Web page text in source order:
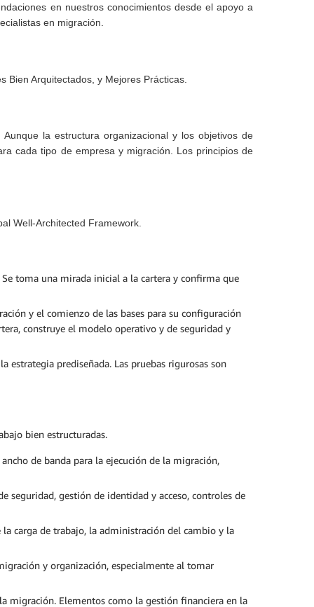
en nuestros conocimientos desde el apoyo a
en migración.
Bien Arquitectados, y Mejores Prácticas.
la estructura organizacional y los objetivos de
cada tipo de empresa y migración. Los principios de
Well-Architected Framework.
toma una mirada inicial a la cartera y confirma que
y el comienzo de las bases para su configuración
construye el modelo operativo y de seguridad y
estrategia prediseñada. Las pruebas rigurosas son
bien estructuradas.
de banda para la ejecución de la migración,
seguridad, gestión de identidad y acceso, controles de
la carga de trabajo, la administración del cambio y la
y organización, especialmente al tomar
migración. Elementos como la gestión financiera en la